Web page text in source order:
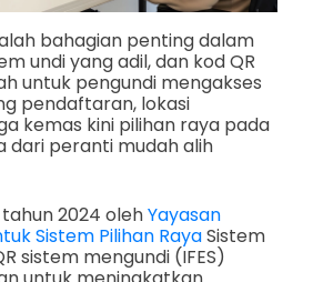
bahagian penting dalam
undi yang adil, dan kod QR
untuk pengundi mengakses
pendaftaran, lokasi
kemas kini pilihan raya pada
dari peranti mudah alih
2024 olehYayasan
Sistem Pilihan RayaSistem
sistem mengundi (IFES)